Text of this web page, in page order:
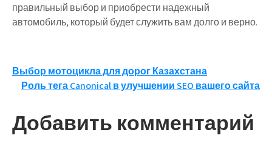
правильный выбор и приобрести надежный
автомобиль, который будет служить вам долго и верно.
Навигация
по
записям
Выбор мотоцикла для дорог Казахстана
Роль тега Canonical в улучшении SEO вашего сайта
Добавить комментарий